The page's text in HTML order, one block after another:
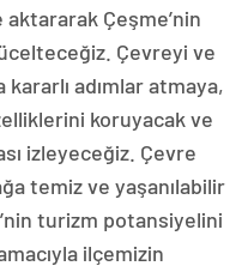
Çeşme’nin
Çevreyi ve
adımlar atmaya,
koruyacak ve
izleyeceğiz. Çevre
temiz ve yaşanılabilir
turizm potansiyelini
ilçemizin